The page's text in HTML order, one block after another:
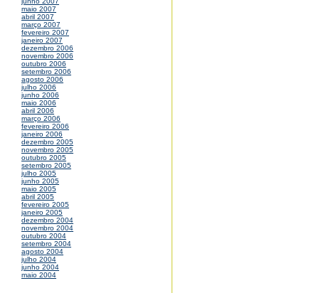
maio 2007
abril 2007
março 2007
fevereiro 2007
janeiro 2007
dezembro 2006
novembro 2006
outubro 2006
setembro 2006
agosto 2006
julho 2006
junho 2006
maio 2006
abril 2006
março 2006
fevereiro 2006
janeiro 2006
dezembro 2005
novembro 2005
outubro 2005
setembro 2005
julho 2005
junho 2005
maio 2005
abril 2005
fevereiro 2005
janeiro 2005
dezembro 2004
novembro 2004
outubro 2004
setembro 2004
agosto 2004
julho 2004
junho 2004
maio 2004